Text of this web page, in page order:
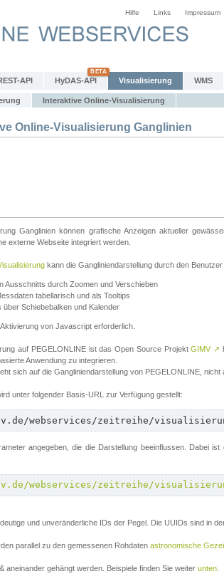
Hilfe Links Impressum
API HyDAS-API Visualisierung WMS
Interaktive Online-Visualisierung
Online-Visualisierung Ganglinien
Ganglinien können grafische Anzeigen aktueller
externe Webseite integriert werden.
kann die Gangliniendarstellung durch den
Ausschnitts durch Zoomen und Verschieben
tabellarisch und als Tooltips
Schiebebalken und Kalender
von Javascript erforderlich.
auf PEGELONLINE ist das Open Source ProjektGIMV ↗
Anwendung zu integrieren.
sich auf die Gangliniendarstellung von PEGELONLINE, nicht
unter folgender Basis-URL zur Verfügung gestellt:
webservices/zeitreihe/
angegeben, die die Darstellung beeinflussen. Dabei ist
webservices/zeitreihe/
und unveränderliche IDs der Pegel. Die UUIDs sind in
parallel zu den gemessenen Rohdaten astronomische
aneinander gehängt werden. Beispiele finden Sie weiter unten